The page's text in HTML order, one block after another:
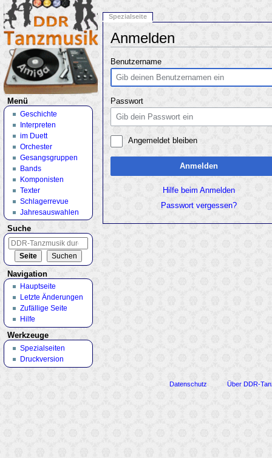
Anmelden
Benutzername
Passwort
Angemeldet bleiben
Anmelden
Hilfe beim Anmelden
Passwort vergessen?
Spezialseite
Menü
Geschichte
Interpreten
im Duett
Orchester
Gesangsgruppen
Bands
Komponisten
Texter
Schlagerrevue
Jahresauswahlen
Suche
Navigation
Hauptseite
Letzte Änderungen
Zufällige Seite
Hilfe
Werkzeuge
Spezialseiten
Druckversion
Datenschutz Über DDR-